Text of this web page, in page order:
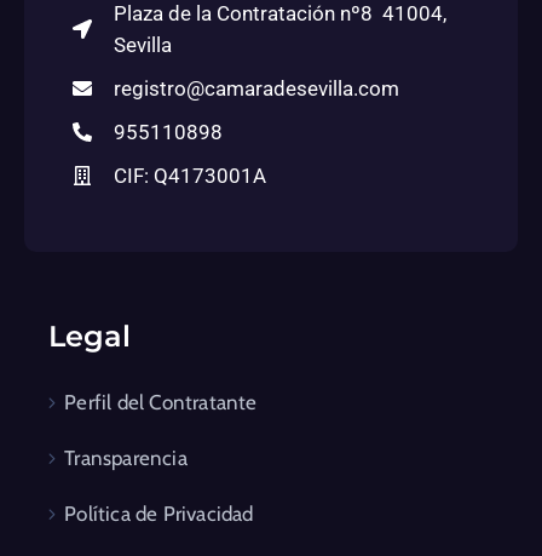
Plaza de la Contratación nº8 41004,
Sevilla
registro@camaradesevilla.com
955110898
CIF: Q4173001A
Legal
Perfil del Contratante
Transparencia
Política de Privacidad